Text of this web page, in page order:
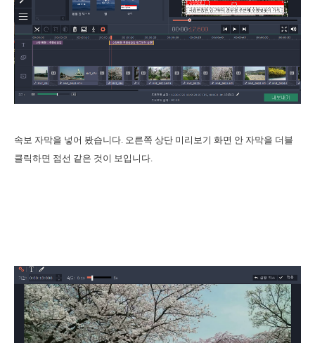
속보 자막을 넣어 봤습니다. 오른쪽 상단 미리보기 화면 안 자막을 더블
클릭하면 점선 같은 것이 보입니다.